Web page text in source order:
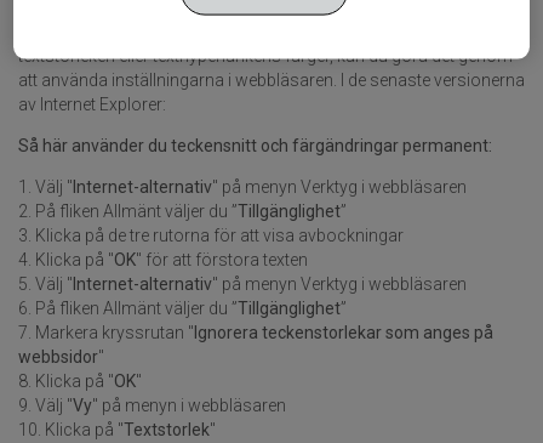
textstorleken eller texthyperlänkens färger, kan du göra det genom
att använda inställningarna i webbläsaren. I de senaste versionerna
av Internet Explorer:
Så här använder du teckensnitt och färgändringar permanent:
1. Välj " Internet-alternativ" på menyn Verktyg i webbläsaren
2. På fliken Allmänt väljer du ”Tillgänglighet”
3. Klicka på de tre rutorna för att visa avbockningar
4. Klicka på "OK" för att förstora texten
5. Välj " Internet-alternativ" på menyn Verktyg i webbläsaren
6. På fliken Allmänt väljer du ”Tillgänglighet”
7. Markera kryssrutan " Ignorera teckenstorlekar som anges på
webbsidor"
8. Klicka på "OK"
9. Välj "Vy" på menyn i webbläsaren
10. Klicka på "Textstorlek"